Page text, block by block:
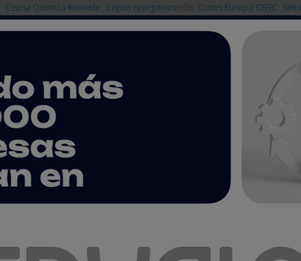
Cepsa Química Knowde Cepsa reorganización Datos Europa CEFIC